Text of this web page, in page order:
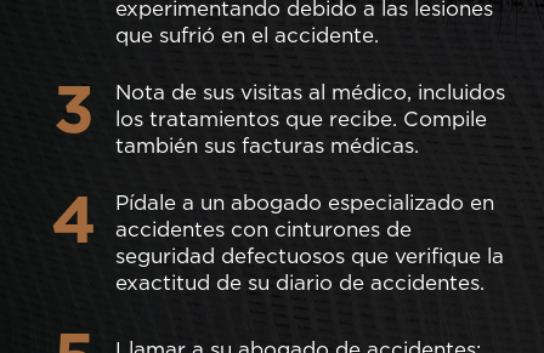
experimentando debido a las lesiones
que sufrió en el accidente.
3
Nota de sus visitas al médico, incluidos
los tratamientos que recibe. Compile
también sus facturas médicas.
4
Pídale a un abogado especializado en
accidentes con cinturones de
seguridad defectuosos que verifique la
exactitud de su diario de accidentes.